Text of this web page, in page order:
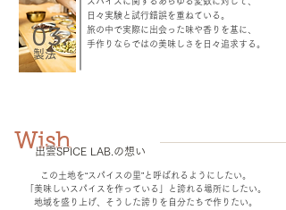
​製法​
日々実験と試行錯誤を重ねている。
旅の中で実際に出会った味や香りを基に、
手作りならではの美味しさを日々追求する。
03.
​Wish
出雲SPICE LAB.の想い
​この土地を“スパイスの里”と呼ばれるようにしたい 。
「美味しいスパイスを作っている」と誇れる場所にしたい。
地域を盛り上げ、そうした誇りを自分たちで作りたい。